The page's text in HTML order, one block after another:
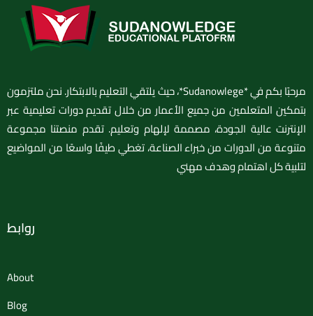
مرحبًا بكم في *Sudanowlege*، حيث يلتقي التعليم بالابتكار. نحن ملتزمون
بتمكين المتعلمين من جميع الأعمار من خلال تقديم دورات تعليمية عبر
الإنترنت عالية الجودة، مصممة لإلهام وتعليم. تقدم منصتنا مجموعة
متنوعة من الدورات من خبراء الصناعة، تغطي طيفًا واسعًا من المواضيع
لتلبية كل اهتمام وهدف مهني
روابط
About
Blog